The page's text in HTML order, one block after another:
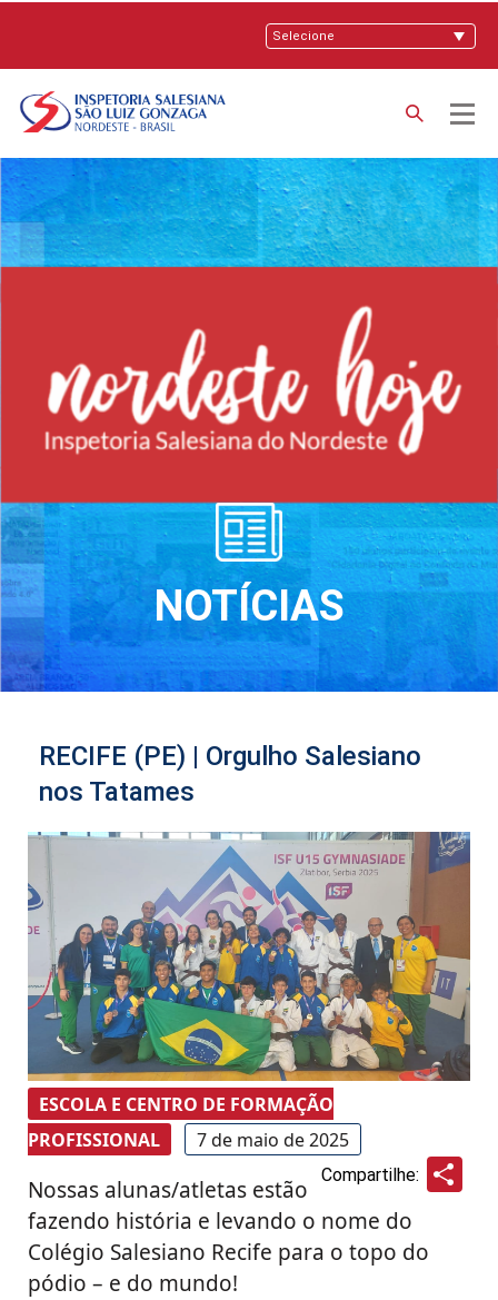
NOTÍCIAS
RECIFE (PE) | Orgulho Salesiano
nos Tatames
ESCOLA E CENTRO DE FORMAÇÃO
PROFISSIONAL
7 de maio de 2025
Compartilhe:
Nossas alunas/atletas estão
fazendo história e levando o nome do
Colégio Salesiano Recife para o topo do
pódio – e do mundo!